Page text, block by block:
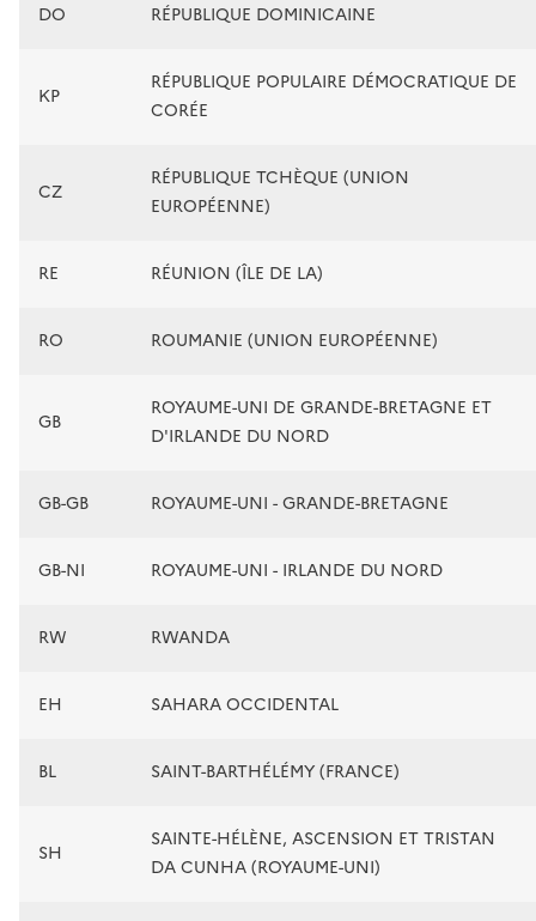
DO RÉPUBLIQUE DOMINICAINE
KP
RÉPUBLIQUE POPULAIRE DÉMOCRATIQUE DE
CORÉE
CZ
RÉPUBLIQUE TCHÈQUE (UNION
EUROPÉENNE)
RE RÉUNION (ÎLE DE LA)
RO ROUMANIE (UNION EUROPÉENNE)
GB
ROYAUME-UNI DE GRANDE-BRETAGNE ET
D'IRLANDE DU NORD
GB-GB ROYAUME-UNI - GRANDE-BRETAGNE
GB-NI ROYAUME-UNI - IRLANDE DU NORD
RW RWANDA
EH SAHARA OCCIDENTAL
BL SAINT-BARTHÉLÉMY (FRANCE)
SH
SAINTE-HÉLÈNE, ASCENSION ET TRISTAN
DA CUNHA (ROYAUME-UNI)